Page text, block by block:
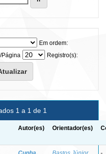
Em ordem:
Página
Registro(s):
1 a 1 de 1
Autor(es) Orientador(es)